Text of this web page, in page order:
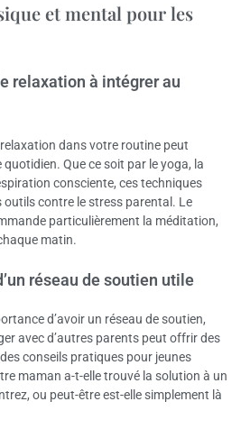
et mental pour les
relaxation à intégrer au
dans votre routine peut
Que ce soit par le yoga, la
consciente, ces techniques
contre le stress parental. Le
particulièrement la méditation,
matin.
réseau de soutien utile
d’avoir un réseau de soutien,
avec d’autres parents peut offrir des
conseils pratiques pour jeunes
maman a-t-elle trouvé la solution à un
ou peut-être est-elle simplement là